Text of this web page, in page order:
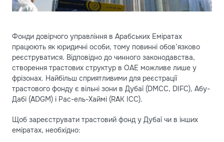
Фонди довірчого управління в Арабських Еміратах
працюють як юридичні особи, тому повинні обов’язково
реєструватися. Відповідно до чинного законодавства,
створення трастових структур в ОАЕ можливе лише у
фрізонах. Найбільш сприятливими для реєстрації
трастового фонду є вільні зони в Дубаї (DMCC, DIFC), Абу-
Дабі (ADGM) і Рас-ель-Хаймі (RAK ICC).
Щоб зареєструвати трастовий фонд у Дубаї чи в інших
еміратах, необхідно: